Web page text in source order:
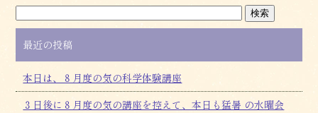
最近の投稿
本日は、８月度の気の科学体験講座
３日後に８月度の気の講座を控えて、本日も猛暑 の水曜会